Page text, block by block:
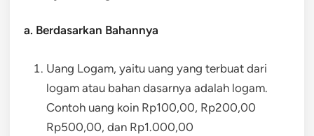
a. Berdasarkan Bahannya
Uang Logam, yaitu uang yang terbuat dari
logam atau bahan dasarnya adalah logam.
Contoh uang koin Rp100,00, Rp200,00
Rp500,00, dan Rp1.000,00